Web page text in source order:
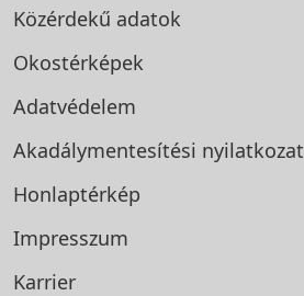
Közérdekű adatok
Okostérképek
Adatvédelem
Akadálymentesítési nyilatkozat
Honlaptérkép
Impresszum
Karrier